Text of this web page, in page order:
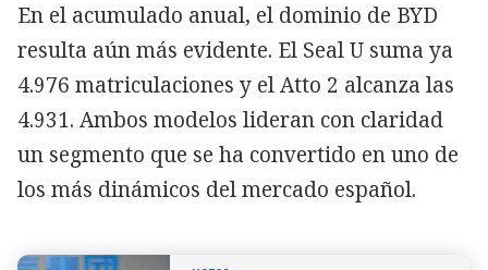
En el acumulado anual, el dominio de BYD
resulta aún más evidente. El Seal U suma ya
4.976 matriculaciones y el Atto 2 alcanza las
4.931. Ambos modelos lideran con claridad
un segmento que se ha convertido en uno de
los más dinámicos del mercado español.